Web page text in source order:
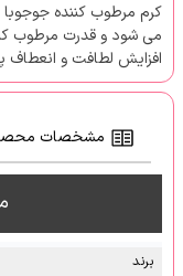
کرم مرطوب کننده
می شود و قدرت مرطوب
افزایش لطافت و
مشخصات
برند